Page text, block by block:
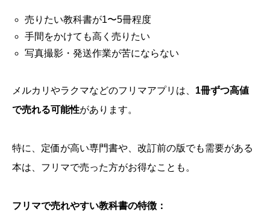
売りたい教科書が1〜5冊程度
手間をかけても高く売りたい
写真撮影・発送作業が苦にならない
メルカリやラクマなどのフリマアプリは、 1冊ずつ高値
で売れる可能性があります。
特に、定価が高い専門書や、改訂前の版でも需要がある
本は、フリマで売った方がお得なことも。
フリマで売れやすい教科書の特徴：